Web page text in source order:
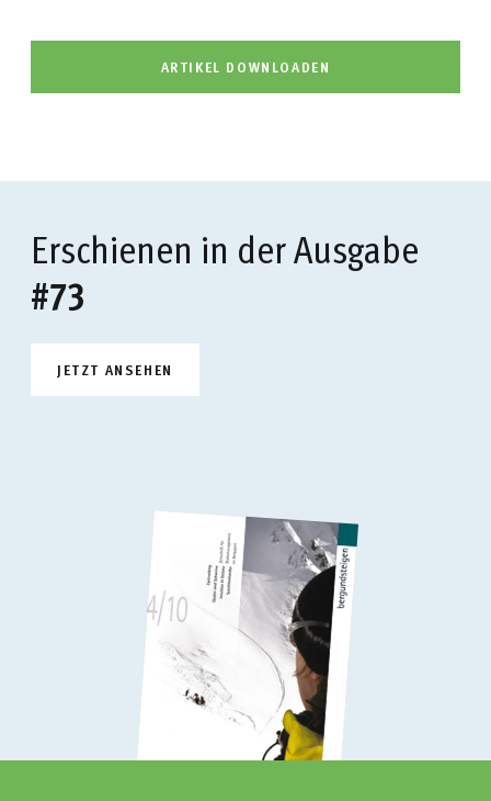
ARTIKEL DOWNLOADEN
Erschienen in der Ausgabe
#73
JETZT ANSEHEN